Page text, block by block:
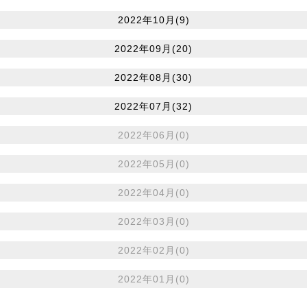
2022年10月(9)
2022年09月(20)
2022年08月(30)
2022年07月(32)
2022年06月(0)
2022年05月(0)
2022年04月(0)
2022年03月(0)
2022年02月(0)
2022年01月(0)